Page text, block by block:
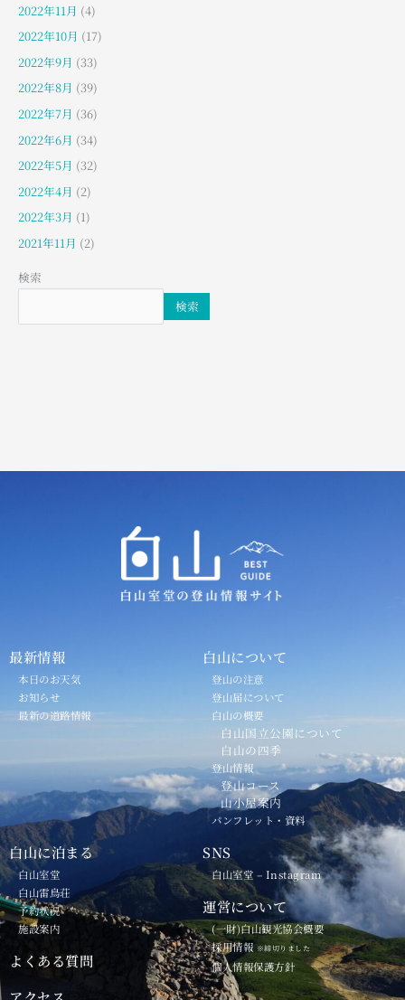
2022年11月 (4)
2022年10月 (17)
2022年9月 (33)
2022年8月 (39)
2022年7月 (36)
2022年6月 (34)
2022年5月 (32)
2022年4月 (2)
2022年3月 (1)
2021年11月 (2)
検索
検索
最新情報
本日のお天気
お知らせ
最新の道路情報
白山について
登山の注意
登山届について
白山の概要
白山国立公園について
白山の四季
登山情報
登山コース
山小屋案内
パンフレット・資料
白山に泊まる
白山室堂
白山雷鳥荘
予約状況
施設案内
よくある質問
SNS
白山室堂 – Instagram
運営について
(一財)白山観光協会概要
採用情報 ※締切りました
個人情報保護方針